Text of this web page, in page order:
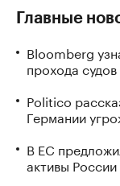
Главные
Bloomberg
прохода
Politico
Германии
В ЕС
активы